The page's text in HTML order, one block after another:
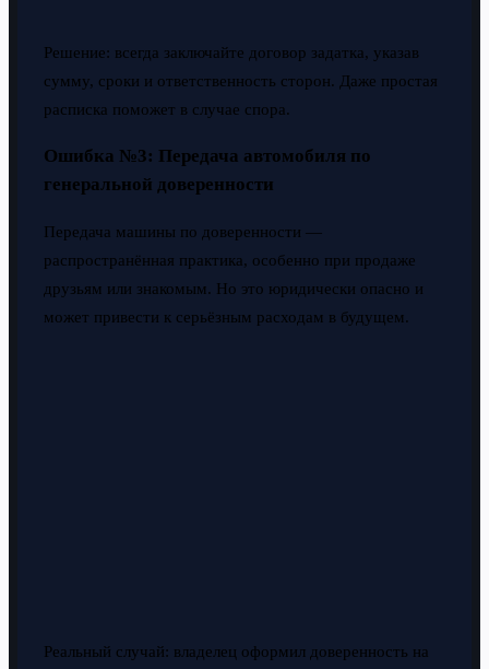
Решение: всегда заключайте договор задатка, указав
сумму, сроки и ответственность сторон. Даже простая
расписка поможет в случае спора.
Ошибка №3: Передача автомобиля по
генеральной доверенности
Передача машины по доверенности —
распространённая практика, особенно при продаже
друзьям или знакомым. Но это юридически опасно и
может привести к серьёзным расходам в будущем.
Реальный случай: владелец оформил доверенность на